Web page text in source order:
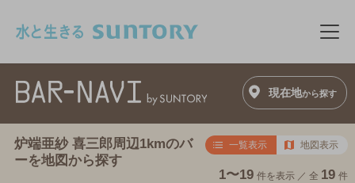
メ
現在地から探す
炉端亜紗 喜三郎周辺1kmのバ
ーを地図から探す
一覧表示 地図表示
1〜19 件を表示 ／ 全 19 件